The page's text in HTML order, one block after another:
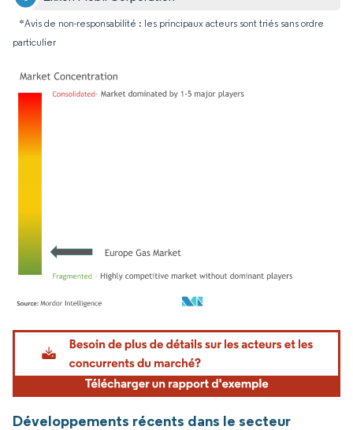
*Avis de non-responsabilité : les principaux acteurs sont triés sans ordre
particulier
Image © Mordor Intelligence. La réutilisation nécessite une attribution sous CC BY
Développements récents dans le secteur